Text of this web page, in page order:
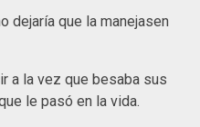
dejaría que la manejasen
a la vez que besaba sus
le pasó en la vida.